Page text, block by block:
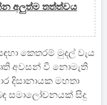
අලුත්ම තත්ත්වය
කෙතරම් මුදල් වැය
අවසන් වී නොමැති
දිසානායක මහතා
සමාලෝචනයක් සිදු